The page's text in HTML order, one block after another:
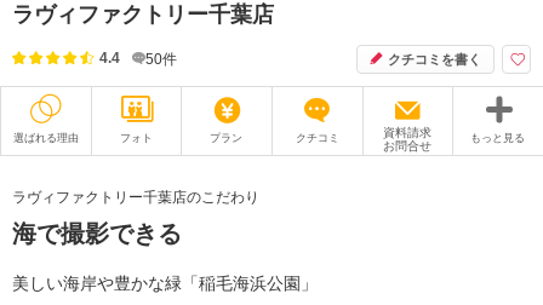
ラヴィファクトリー千葉店
4.4 50件 クチコミを書く
選ばれる理由 フォト プラン クチコミ
資料請求
お問合せ
もっと見る
衣装
オプション
ラヴィファクトリー千葉店のこだわり
海で撮影できる
美しい海岸や豊かな緑「稲毛海浜公園」